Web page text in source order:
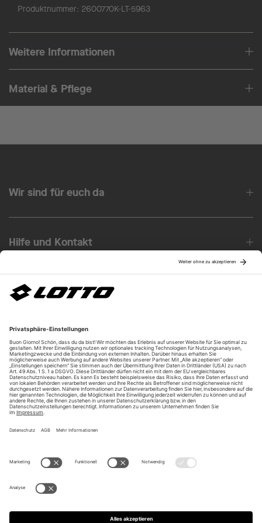
Produktnummer: 2600770K-LT-5963
Weitere Informationen
Material & Pflege
Wir sind für euch da
Hilfe und Kontakt
Über uns
Unsere Vorteile
Unsere Partner